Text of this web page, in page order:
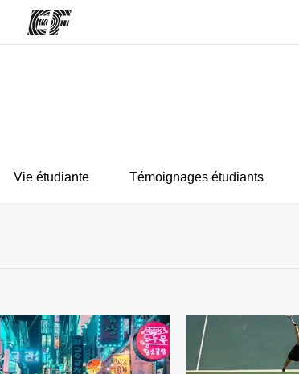
Vie étudiante Témoignages étudiants